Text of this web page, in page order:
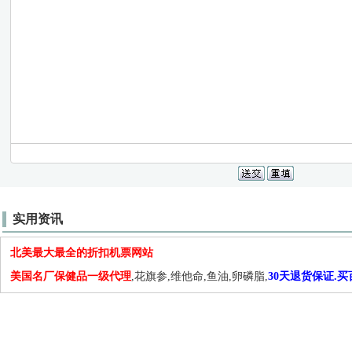
实用资讯
北美最大最全的折扣机票网站
美国名厂保健品一级代理,花旗参,维他命,鱼油,卵磷脂,30天退货保证.买